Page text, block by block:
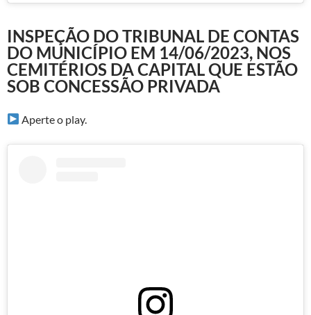
INSPEÇÃO DO TRIBUNAL DE CONTAS
DO MUNICÍPIO EM 14/06/2023, NOS
CEMITÉRIOS DA CAPITAL QUE ESTÃO
SOB CONCESSÃO PRIVADA
Aperte o play.